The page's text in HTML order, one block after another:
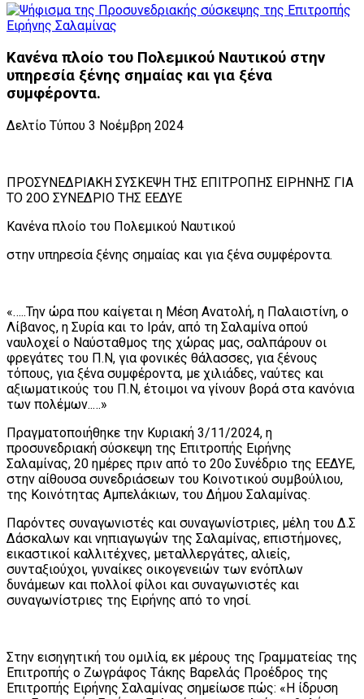
Κανένα πλοίο του Πολεμικού Ναυτικού στην
υπηρεσία ξένης σημαίας και για ξένα
συμφέροντα.
Δελτίο Τύπου 3 Νοέμβρη 2024
ΠΡΟΣΥΝΕΔΡΙΑΚΗ ΣΥΣΚΕΨΗ ΤΗΣ ΕΠΙΤΡΟΠΗΣ ΕΙΡΗΝΗΣ ΓΙΑ
ΤΟ 20Ο ΣΥΝΕΔΡΙΟ ΤΗΣ ΕΕΔΥΕ
Κανένα πλοίο του Πολεμικού Ναυτικού
στην υπηρεσία ξένης σημαίας και για ξένα συμφέροντα.
«…..Την ώρα που καίγεται η Μέση Ανατολή, η Παλαιστίνη, ο
Λίβανος, η Συρία και το Ιράν, από τη Σαλαμίνα οπού
ναυλοχεί ο Ναύσταθμος της χώρας μας, σαλπάρουν οι
φρεγάτες του Π.Ν, για φονικές θάλασσες, για ξένους
τόπους, για ξένα συμφέροντα, με χιλιάδες, ναύτες και
αξιωματικούς του Π.Ν, έτοιμοι να γίνουν βορά στα κανόνια
των πολέμων..…»
Πραγματοποιήθηκε την Κυριακή 3/11/2024, η
προσυνεδριακή σύσκεψη της Επιτροπής Ειρήνης
Σαλαμίνας, 20 ημέρες πριν από το 20ο Συνέδριο της ΕΕΔΥΕ,
στην αίθουσα συνεδριάσεων του Κοινοτικού συμβούλιου,
της Κοινότητας Αμπελάκιων, του Δήμου Σαλαμίνας.
Παρόντες συναγωνιστές και συναγωνίστριες, μέλη του Δ.Σ
Δάσκαλων και νηπιαγωγών της Σαλαμίνας, επιστήμονες,
εικαστικοί καλλιτέχνες, μεταλλεργάτες, αλιείς,
συνταξιούχοι, γυναίκες οικογενειών των ενόπλων
δυνάμεων και πολλοί φίλοι και συναγωνιστές και
συναγωνίστριες της Ειρήνης από το νησί.
Στην εισηγητική του ομιλία, εκ μέρους της Γραμματείας της
Επιτροπής ο Ζωγράφος Τάκης Βαρελάς Προέδρος της
Επιτροπής Ειρήνης Σαλαμίνας σημείωσε πώς: «Η ίδρυση